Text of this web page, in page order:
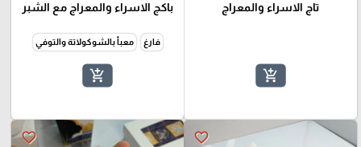
تاج الاسراء والمعراج
add_shopping_cart
باكج الاسراء والمعراج مع الشبر
فارغ معبأ بالشوكولاتة والتوفي
add_shopping_cart
favorite_border
favorite_border